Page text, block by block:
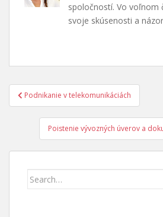
spoločností. Vo voľnom
svoje skúsenosti a
Navigácia
v
článku
Podnikanie v telekomunikáciách
Poistenie vývozných úverov a
Search